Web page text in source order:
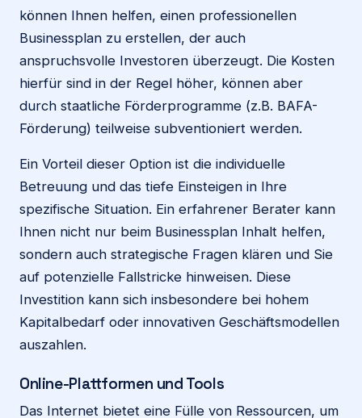
können Ihnen helfen, einen professionellen
Businessplan zu erstellen, der auch
anspruchsvolle Investoren überzeugt. Die Kosten
hierfür sind in der Regel höher, können aber
durch staatliche Förderprogramme (z.B. BAFA-
Förderung) teilweise subventioniert werden.
Ein Vorteil dieser Option ist die individuelle
Betreuung und das tiefe Einsteigen in Ihre
spezifische Situation. Ein erfahrener Berater kann
Ihnen nicht nur beim Businessplan Inhalt helfen,
sondern auch strategische Fragen klären und Sie
auf potenzielle Fallstricke hinweisen. Diese
Investition kann sich insbesondere bei hohem
Kapitalbedarf oder innovativen Geschäftsmodellen
auszahlen.
Online-Plattformen und Tools
Das Internet bietet eine Fülle von Ressourcen, um